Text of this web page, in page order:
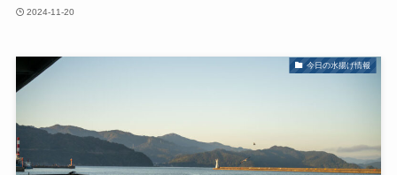
2024-11-20
今日の水揚げ情報